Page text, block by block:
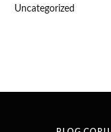
Uncategorized